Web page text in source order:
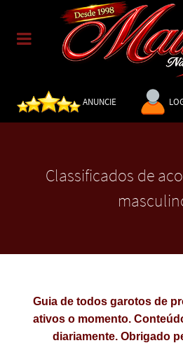
ANUNCIE
Classificados de
Guia de todos garotos de
ativos o momento.
diariamente. Obrigado